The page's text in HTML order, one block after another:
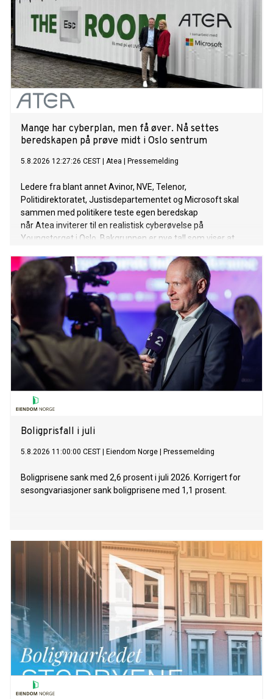
Mange har cyberplan, men få øver. Nå settes
beredskapen på prøve midt i Oslo sentrum
5.8.2026 12:27:26 CEST Atea Pressemelding
Ledere fra blant annet Avinor, NVE, Telenor,
Politidirektoratet, Justisdepartementet og Microsoft skal
sammen med politikere teste egen beredskap
når Atea inviterer til en realistisk cyberøvelse på
Youngstorget i Oslo. Bakgrunnen er nye tall som viser at
cyberangrep, men få trener på dem.
Boligprisfall i juli
5.8.2026 11:00:00 CEST Eiendom Norge Pressemelding
Boligprisene sank med 2,6 prosent i juli 2026. Korrigert for
sesongvariasjoner sank boligprisene med 1,1 prosent.